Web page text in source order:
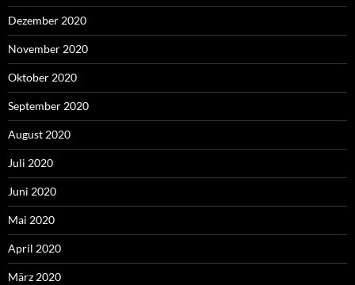
Dezember 2020
November 2020
Oktober 2020
September 2020
August 2020
Juli 2020
Juni 2020
Mai 2020
April 2020
März 2020